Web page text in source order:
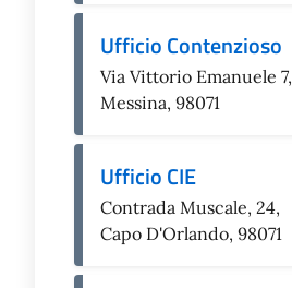
Ufficio Contenzioso
Via Vittorio Emanuele 7,
Messina, 98071
Ufficio CIE
Contrada Muscale, 24,
Capo D'Orlando, 98071